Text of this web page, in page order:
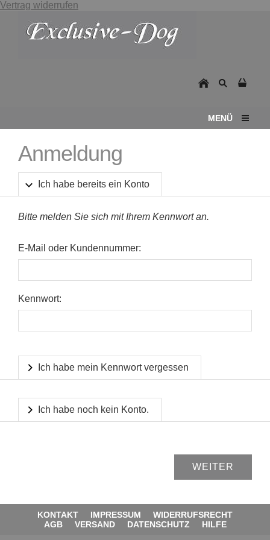
Vertrag widerrufen
MENÜ
Anmeldung
Ich habe bereits ein Konto
Bitte melden Sie sich mit Ihrem Kennwort an.
E-Mail oder Kundennummer:
Kennwort:
Ich habe mein Kennwort vergessen
Ich habe noch kein Konto.
KONTAKT IMPRESSUM
WIDERRUFSRECHT
AGB
VERSAND DATENSCHUTZ HILFE